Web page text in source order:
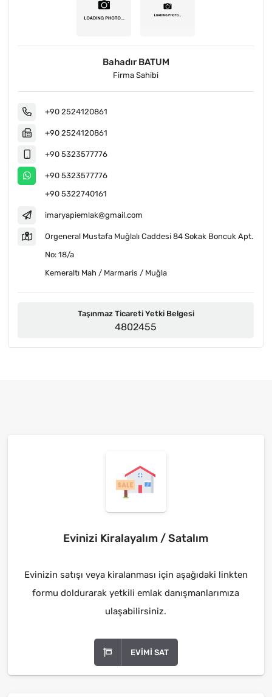
Bahadır BATUM
Firma Sahibi
+90 2524120861
+90 2524120861
+90 5323577776
+90 5323577776
+90 5322740161
imaryapiemlak@gmail.com
Orgeneral Mustafa Muğlalı Caddesi 84 Sokak Boncuk Apt.
No: 18/a
Kemeraltı Mah / Marmaris / Muğla
Taşınmaz Ticareti Yetki Belgesi
4802455
Evinizi Kiralayalım / Satalım
Evinizin satışı veya kiralanması için aşağıdaki linkten
formu doldurarak yetkili emlak danışmanlarımıza
ulaşabilirsiniz.
EVIMI SAT